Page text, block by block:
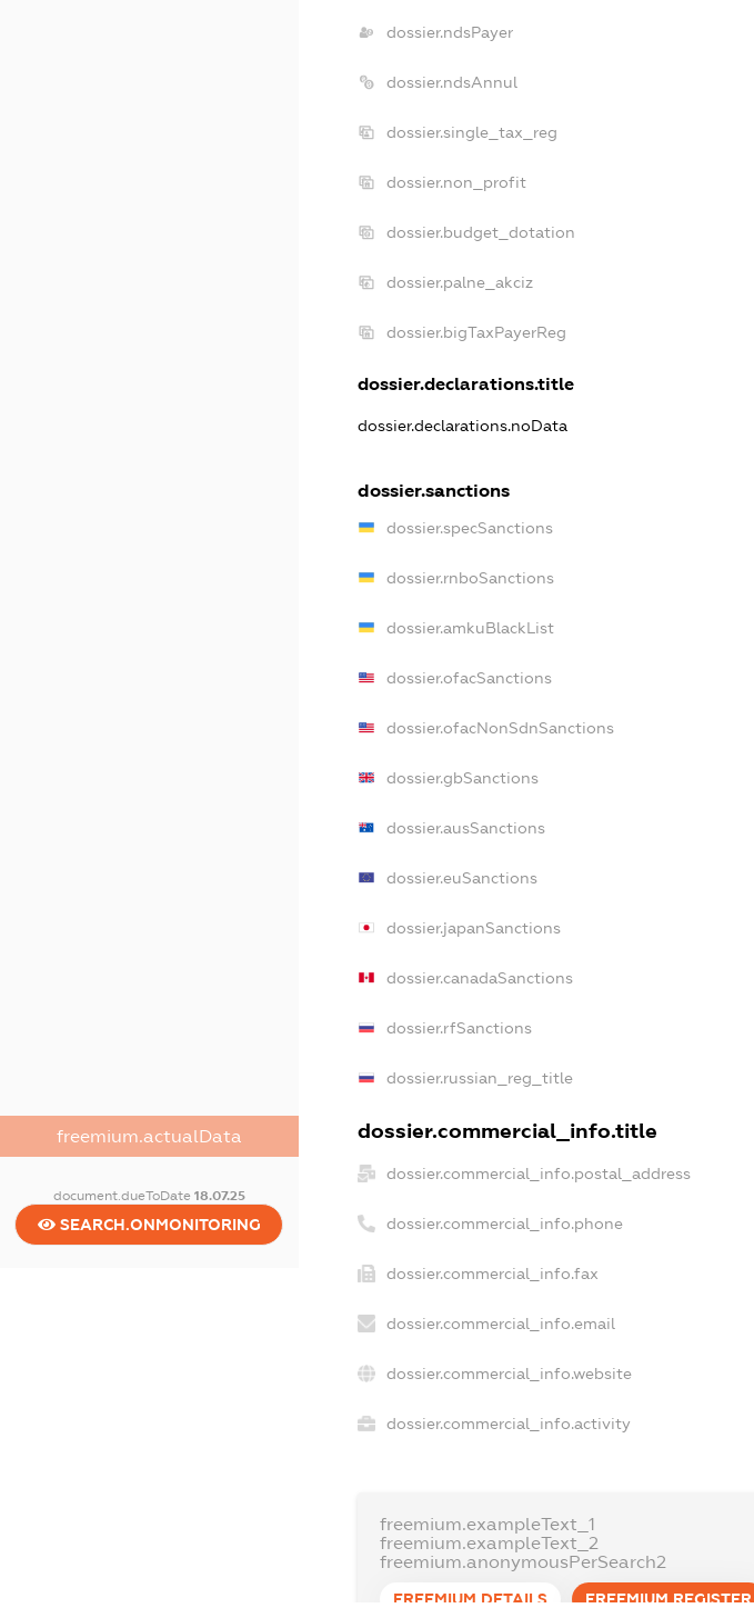
freemium.actualData
document.dueToDate 18.07.25
SEARCH.ONMONITORING
dossier.ndsPayer
dossier.ndsAnnul
dossier.single_tax_reg
dossier.non_profit
dossier.budget_dotation
dossier.palne_akciz
dossier.bigTaxPayerReg
dossier.declarations.title
dossier.declarations.noData
dossier.sanctions
dossier.specSanctions
dossier.rnboSanctions
dossier.amkuBlackList
dossier.ofacSanctions
dossier.ofacNonSdnSanctions
dossier.gbSanctions
dossier.ausSanctions
dossier.euSanctions
dossier.japanSanctions
dossier.canadaSanctions
dossier.rfSanctions
dossier.russian_reg_title
dossier.commercial_info.title
dossier.commercial_info.postal_address
dossier.commercial_info.phone
dossier.commercial_info.fax
dossier.commercial_info.email
dossier.commercial_info.website
dossier.commercial_info.activity
freemium.exampleText_1
freemium.exampleText_2
freemium.anonymousPerSearch2
FREEMIUM.DETAILS FREEMIUM.REGISTER